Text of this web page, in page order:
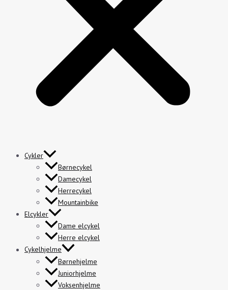
Cykler
Børnecykel
Damecykel
Herrecykel
Mountainbike
Elcykler
Dame elcykel
Herre elcykel
Cykelhjelme
Børnehjelme
Juniorhjelme
Voksenhjelme